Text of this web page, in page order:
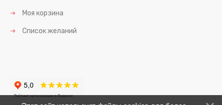
Моя корзина
Список желаний